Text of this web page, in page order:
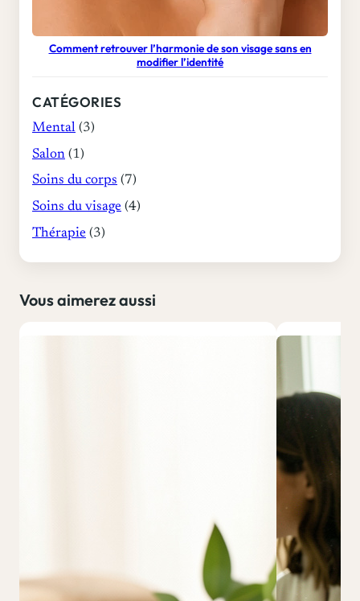
Comment retrouver l’harmonie de son visage sans en
modifier l’identité
CATÉGORIES
Mental (3)
Salon (1)
Soins du corps (7)
Soins du visage (4)
Thérapie (3)
Vous aimerez aussi